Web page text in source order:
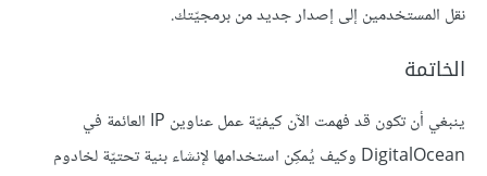
نقل المستخدمين إلى إصدار جديد من برمجيّتك.
الخاتمة
ينبغي أن تكون قد فهمت الآن كيفيّة عمل عناوين IP العائمة في
DigitalOcean وكيف يُمكِن استخدامها لإنشاء بنية تحتيّة لخادوم